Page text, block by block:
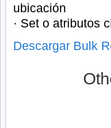
ubicación
· Set o atributos
Descargar Bulk